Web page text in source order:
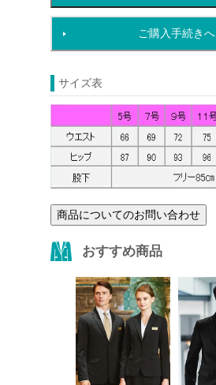
ご購入手続きへ
サイズ表
商品についてのお問い合わせ
おすすめ商品